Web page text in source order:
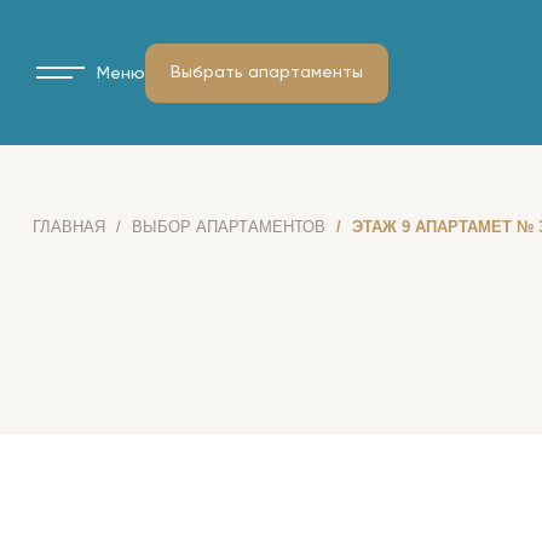
Меню Выбрать апартаменты
ГЛАВНАЯ ВЫБОР АПАРТАМЕНТОВ ЭТАЖ 9 АПАРТАМЕТ №